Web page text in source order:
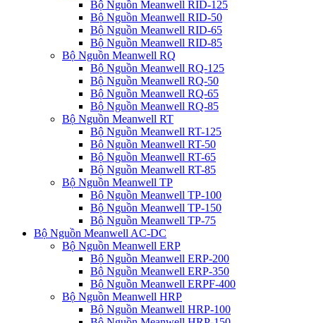
Bộ Nguồn Meanwell RID-125
Bộ Nguồn Meanwell RID-50
Bộ Nguồn Meanwell RID-65
Bộ Nguồn Meanwell RID-85
Bộ Nguồn Meanwell RQ
Bộ Nguồn Meanwell RQ-125
Bộ Nguồn Meanwell RQ-50
Bộ Nguồn Meanwell RQ-65
Bộ Nguồn Meanwell RQ-85
Bộ Nguồn Meanwell RT
Bộ Nguồn Meanwell RT-125
Bộ Nguồn Meanwell RT-50
Bộ Nguồn Meanwell RT-65
Bộ Nguồn Meanwell RT-85
Bộ Nguồn Meanwell TP
Bộ Nguồn Meanwell TP-100
Bộ Nguồn Meanwell TP-150
Bộ Nguồn Meanwell TP-75
Bộ Nguồn Meanwell AC-DC
Bộ Nguồn Meanwell ERP
Bộ Nguồn Meanwell ERP-200
Bộ Nguồn Meanwell ERP-350
Bộ Nguồn Meanwell ERPF-400
Bộ Nguồn Meanwell HRP
Bộ Nguồn Meanwell HRP-100